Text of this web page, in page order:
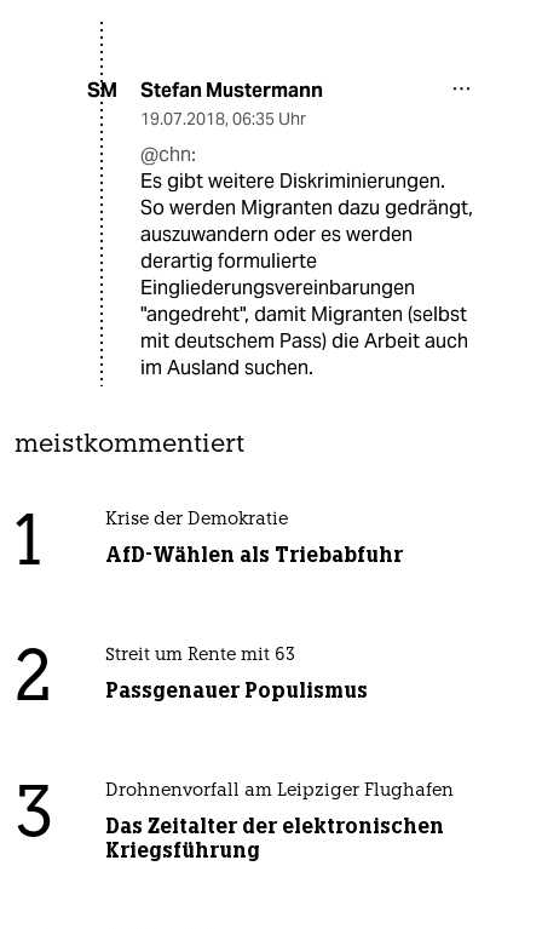
SM Stefan Mustermann
19.07.2018, 06:35 Uhr
@chn:
Es gibt weitere Diskriminierungen.
So werden Migranten dazu gedrängt,
auszuwandern oder es werden
derartig formulierte
Eingliederungsvereinbarungen
"angedreht", damit Migranten (selbst
mit deutschem Pass) die Arbeit auch
im Ausland suchen.
meistkommentiert
1 Krise der Demokratie
AfD-Wählen als Triebabfuhr
2 Streit um Rente mit 63
Passgenauer Populismus
3 Drohnenvorfall am Leipziger Flughafen
Das Zeitalter der elektronischen
Kriegsführung